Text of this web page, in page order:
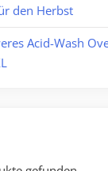
den Herbst
Acid-Wash